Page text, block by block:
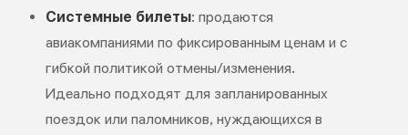
Системные билеты: продаются
авиакомпаниями по фиксированным ценам и с
гибкой политикой отмены/изменения.
Идеально подходят для запланированных
поездок или паломников, нуждающихся в